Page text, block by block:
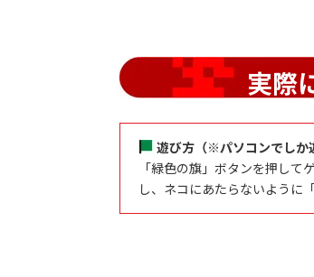
実際
遊び方（※パソコンでしか
「緑色の旗」ボタンを押し
し、ネコにあたらないように